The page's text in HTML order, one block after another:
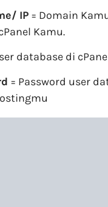
IP = Domain
Kamu.
database di
= Password user